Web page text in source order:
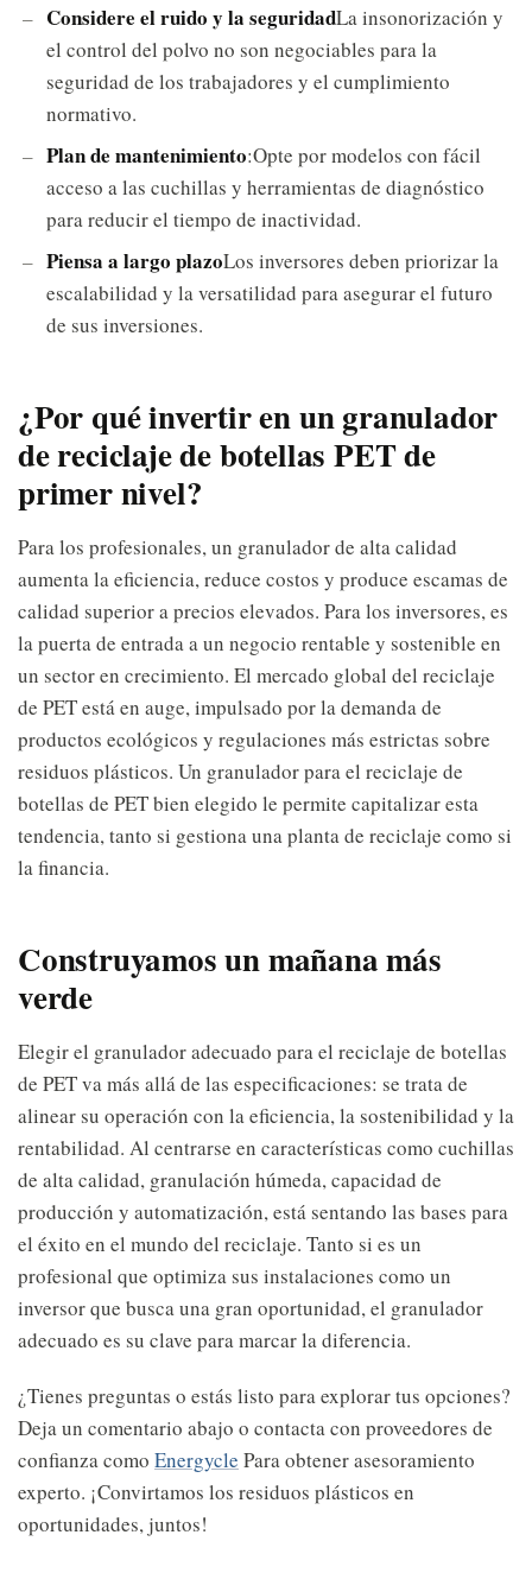
Considere el ruido y la seguridadLa insonorización y
el control del polvo no son negociables para la
seguridad de los trabajadores y el cumplimiento
normativo.
Plan de mantenimiento:Opte por modelos con fácil
acceso a las cuchillas y herramientas de diagnóstico
para reducir el tiempo de inactividad.
Piensa a largo plazoLos inversores deben priorizar la
escalabilidad y la versatilidad para asegurar el futuro
de sus inversiones.
¿Por qué invertir en un granulador
de reciclaje de botellas PET de
primer nivel?
Para los profesionales, un granulador de alta calidad
aumenta la eficiencia, reduce costos y produce escamas de
calidad superior a precios elevados. Para los inversores, es
la puerta de entrada a un negocio rentable y sostenible en
un sector en crecimiento. El mercado global del reciclaje
de PET está en auge, impulsado por la demanda de
productos ecológicos y regulaciones más estrictas sobre
residuos plásticos. Un granulador para el reciclaje de
botellas de PET bien elegido le permite capitalizar esta
tendencia, tanto si gestiona una planta de reciclaje como si
la financia.
Construyamos un mañana más
verde
Elegir el granulador adecuado para el reciclaje de botellas
de PET va más allá de las especificaciones: se trata de
alinear su operación con la eficiencia, la sostenibilidad y la
rentabilidad. Al centrarse en características como cuchillas
de alta calidad, granulación húmeda, capacidad de
producción y automatización, está sentando las bases para
el éxito en el mundo del reciclaje. Tanto si es un
profesional que optimiza sus instalaciones como un
inversor que busca una gran oportunidad, el granulador
adecuado es su clave para marcar la diferencia.
¿Tienes preguntas o estás listo para explorar tus opciones?
Deja un comentario abajo o contacta con proveedores de
confianza como Energycle Para obtener asesoramiento
experto. ¡Convirtamos los residuos plásticos en
oportunidades, juntos!